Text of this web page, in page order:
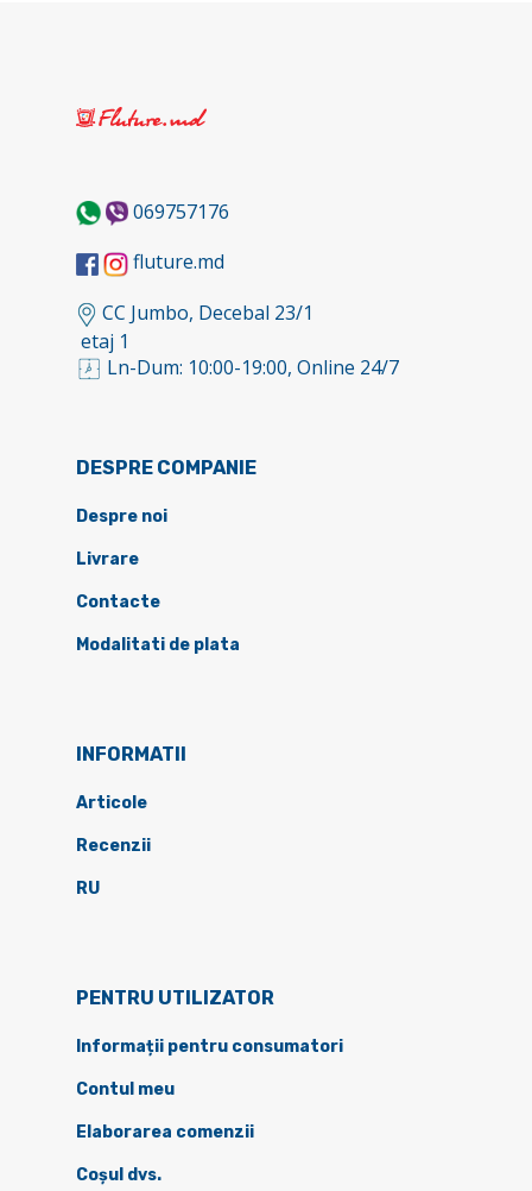
069757176
fluture.md
CC Jumbo, Decebal 23/1
etaj 1
Ln-Dum: 10:00-19:00, Online 24/7
DESPRE COMPANIE
Despre noi
Livrare
Contacte
Modalitati de plata
INFORMATII
Articole
Recenzii
RU
PENTRU UTILIZATOR
Informații pentru consumatori
Contul meu
Elaborarea comenzii
Coșul dvs.